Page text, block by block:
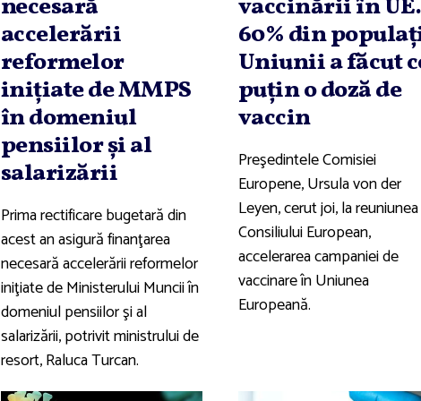
necesară
accelerării
reformelor
iniţiate de MMPS
în domeniul
pensiilor şi al
salarizării
Prima rectificare bugetară din
acest an asigură finanţarea
necesară accelerării reformelor
iniţiate de Ministerului Muncii în
domeniul pensiilor şi al
salarizării, potrivit ministrului de
resort, Raluca Turcan.
vaccinării în UE.
60% din
Uniunii a făcut
puţin o doză de
vaccin
Preşedintele Comisiei
Europene, Ursula von der
Leyen, cerut joi, la reuniunea
Consiliului European,
accelerarea campaniei de
vaccinare în Uniunea
Europeană.